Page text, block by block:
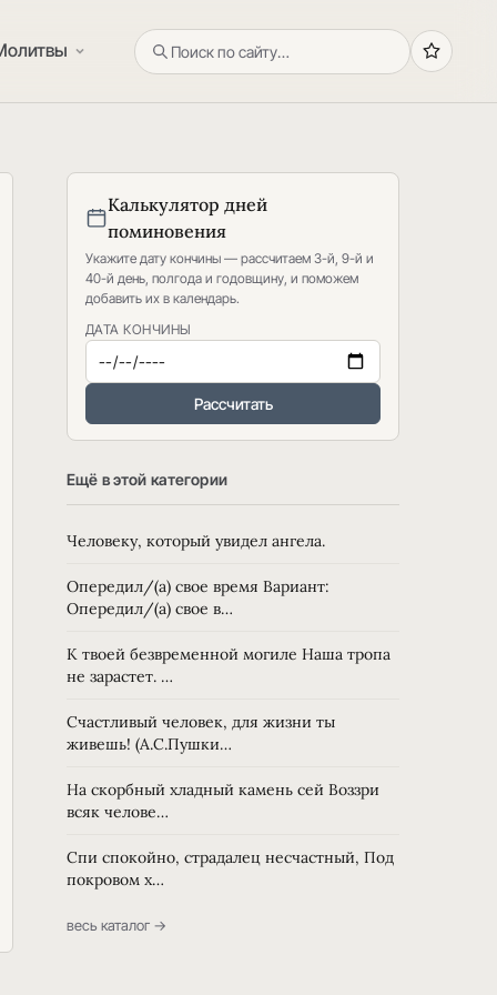
Калькулятор дней
поминовения
Укажите дату кончины — рассчитаем 3-й, 9-й и
40-й день, полгода и годовщину, и поможем
добавить их в календарь.
ДАТА КОНЧИНЫ
Рассчитать
Ещё в этой категории
Человеку, который увидел ангела.
Опередил/(а) свое время Вариант:
Опередил/(а) свое в…
К твоей безвременной могиле Наша тропа
не зарастет. …
Счастливый человек, для жизни ты
живешь! (А.С.Пушки…
На скорбный хладный камень сей Воззри
всяк челове…
Спи спокойно, страдалец несчастный, Под
покровом х…
весь каталог →